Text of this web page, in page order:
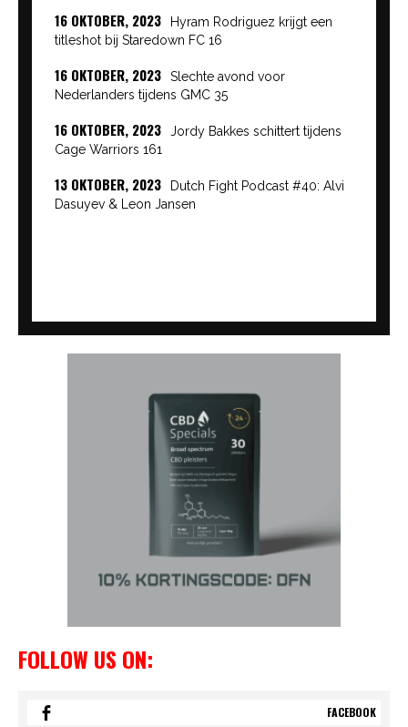
16 OKTOBER, 2023
Hyram Rodriguez krijgt een
titleshot bij Staredown FC 16
16 OKTOBER, 2023
Slechte avond voor
Nederlanders tijdens GMC 35
16 OKTOBER, 2023
Jordy Bakkes schittert tijdens
Cage Warriors 161
13 OKTOBER, 2023
Dutch Fight Podcast #40: Alvi
Dasuyev & Leon Jansen
FOLLOW US ON:
FACEBOOK